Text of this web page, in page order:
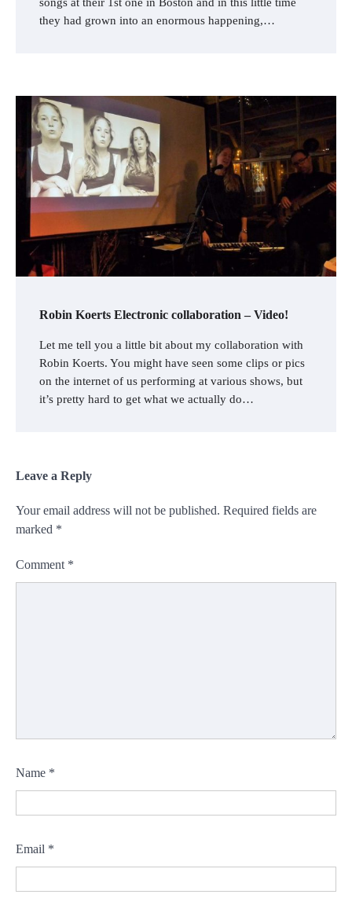
they had grown into an enormous happening,…
Robin Koerts Electronic collaboration – Video!
Let me tell you a little bit about my collaboration with
Robin Koerts. You might have seen some clips or pics
on the internet of us performing at various shows, but
it’s pretty hard to get what we actually do…
Leave a Reply
Your email address will not be published. Required fields are
marked *
Comment *
Name *
Email *